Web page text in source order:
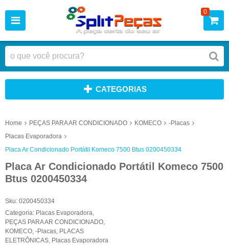
0
CATEGORIAS
Home PEÇAS PARA AR CONDICIONADO KOMECO
-Placas
Placas Evaporadora
Placa Ar Condicionado Portátil Komeco 7500 Btus 0200450334
Placa Ar Condicionado Portátil Komeco 7500
Btus 0200450334
Sku: 0200450334
Categoria: Placas Evaporadora
PEÇAS PARA AR CONDICIONADO
KOMECO -Placas PLACAS
ELETRÔNICAS Placas Evaporadora